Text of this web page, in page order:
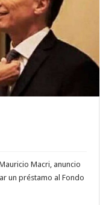
Macri, anuncio
un préstamo al Fondo